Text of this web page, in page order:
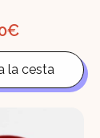
€El
actual
es:
6,90€.
la cesta